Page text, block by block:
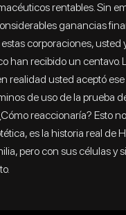
rentables. Sin
ganancias
corporaciones, usted
han recibido un centavo.
realidad usted aceptó ese
de uso de la prueba
reaccionaría? Esto
es la historia real de
pero con sus células y